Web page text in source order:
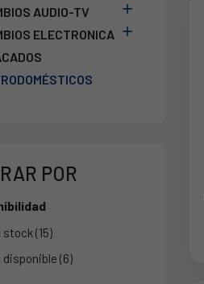
AUDIO-TV 
ELECTRONICA 
POR
stock (15)
disponible (6)